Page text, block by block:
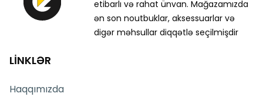
etibarlı və rahat ünvan. Mağazamızda
ən son noutbuklar, aksessuarlar və
digər məhsullar diqqətlə seçilmişdir
LİNKLƏR
Haqqımızda